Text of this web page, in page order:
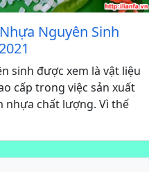
Nguyên Sinh
sinh được xem là vật liệu
cấp trong việc sản xuất
nhựa chất lượng. Vì thế